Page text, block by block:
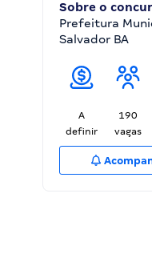
Sobre o
Prefeitura
Salvador BA
A
definir
190
vagas